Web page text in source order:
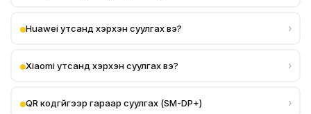
Huawei утсанд хэрхэн суулгах вэ? ›
Xiaomi утсанд хэрхэн суулгах вэ? ›
QR кодгүйгээр гараар суулгах (SM-DP+) ›